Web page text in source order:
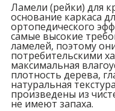
Ламели (рейки) для
основание каркаса
ортопедического
самые высокие
ламелей, поэтому
потребительскими
максимальная
плотность дерева,
натуральная
произведены из
не имеют запаха.